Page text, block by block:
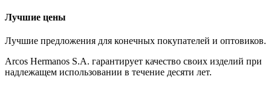
Лучшие цены
Лучшие предложения для конечных покупателей и оптовиков.
Arcos Hermanos S.A. гарантирует качество своих изделий при
надлежащем использовании в течение десяти лет.